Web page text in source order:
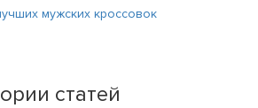
мужских кроссовок
статей